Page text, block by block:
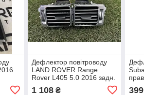
Дефлектор повітроводу
LAND ROVER Range
Rover L405 5.0 2016 задн.
1 108₴ 399